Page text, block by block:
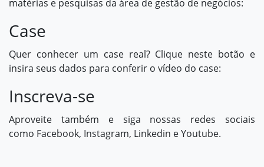
matérias e pesquisas da área de gestão de negócios:
Case
Quer conhecer um case real? Clique neste botão e
insira seus dados para conferir o vídeo do case:
Inscreva-se
Aproveite também e siga nossas redes sociais
como Facebook, Instagram, Linkedin eYoutube.